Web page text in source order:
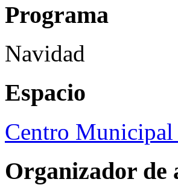
Programa
Navidad
Espacio
Centro Municipal
Organizador de